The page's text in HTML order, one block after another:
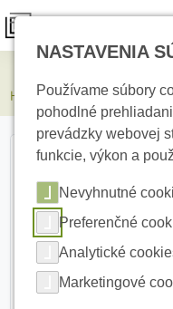
HIKVISION iDS-7208HQHI-
NASTAVENIA
Používame súbory
pohodlné
prevádzky webovej
funkcie, výkon a
Nevyhnutné
Preferenčné
Analytické
Marketingové